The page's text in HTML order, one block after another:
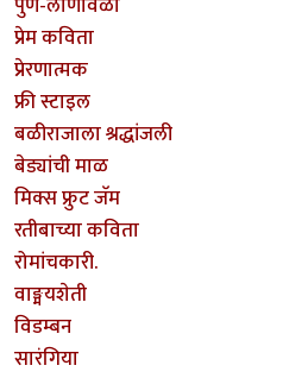
प्रेम कविता
प्रेरणात्मक
फ्री स्टाइल
बळीराजाला श्रद्धांजली
बेड्यांची माळ
मिक्स फ्रुट जॅम
रतीबाच्या कविता
रोमांचकारी.
वाङ्मयशेती
विडम्बन
सारंगिया